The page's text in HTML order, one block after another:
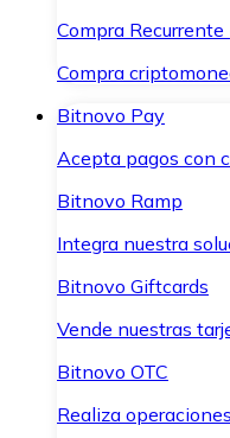
Compra Recurrente
Compra
Bitnovo Pay
Acepta pagos con
Bitnovo Ramp
Integra nuestra
Bitnovo Giftcards
Vende nuestras
Bitnovo OTC
Realiza